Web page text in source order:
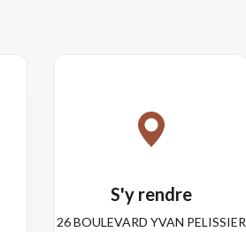
S'y rendre
26 BOULEVARD YVAN PELISSIER